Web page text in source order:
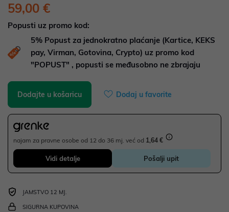
59,00 €
Popusti uz promo kod:
5% Popust za jednokratno plaćanje (Kartice, KEKS
pay, Virman, Gotovina, Crypto) uz promo kod
"POPUST" , popusti se međusobno ne zbrajaju
Dodajte u košaricu Dodaj u favorite
najam za pravne osobe od 12 do 36 mj. već od 1,64 €
Vidi detalje Pošalji upit
JAMSTVO 12 MJ.
SIGURNA KUPOVINA